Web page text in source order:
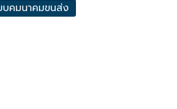
บคมนาคมขนส่ง